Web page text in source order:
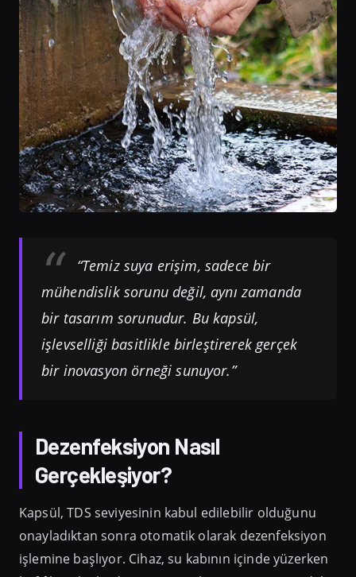
“Temiz suya erişim, sadece bir
mühendislik sorunu değil, aynı zamanda
bir tasarım sorunudur. Bu kapsül,
işlevselliği basitlikle birleştirerek gerçek
bir inovasyon örneği sunuyor.”
Dezenfeksiyon Nasıl
Gerçekleşiyor?
Kapsül, TDS seviyesinin kabul edilebilir olduğunu
onayladıktan sonra otomatik olarak dezenfeksiyon
işlemine başlıyor. Cihaz, su kabının içinde yüzerken